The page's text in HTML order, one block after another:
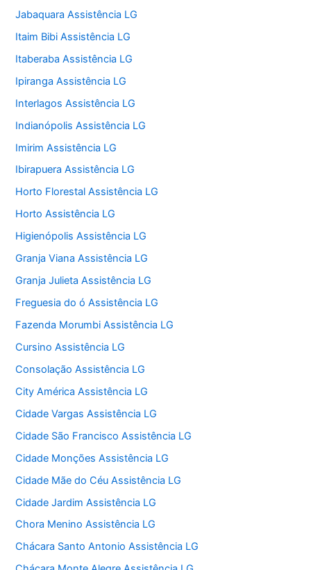
Jabaquara Assistência LG
Itaim Bibi Assistência LG
Itaberaba Assistência LG
Ipiranga Assistência LG
Interlagos Assistência LG
Indianópolis Assistência LG
Imirim Assistência LG
Ibirapuera Assistência LG
Horto Florestal Assistência LG
Horto Assistência LG
Higienópolis Assistência LG
Granja Viana Assistência LG
Granja Julieta Assistência LG
Freguesia do ó Assistência LG
Fazenda Morumbi Assistência LG
Cursino Assistência LG
Consolação Assistência LG
City América Assistência LG
Cidade Vargas Assistência LG
Cidade São Francisco Assistência LG
Cidade Monções Assistência LG
Cidade Mãe do Céu Assistência LG
Cidade Jardim Assistência LG
Chora Menino Assistência LG
Chácara Santo Antonio Assistência LG